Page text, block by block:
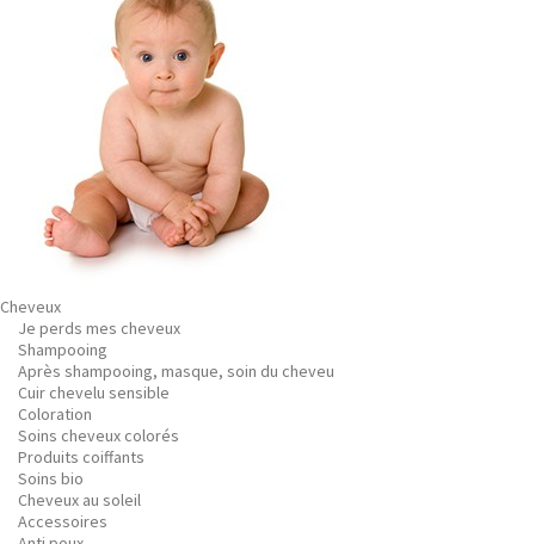
Cheveux
Je perds mes cheveux
Shampooing
Après shampooing, masque, soin du cheveu
Cuir chevelu sensible
Coloration
Soins cheveux colorés
Produits coiffants
Soins bio
Cheveux au soleil
Accessoires